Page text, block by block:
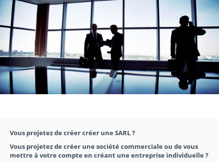
Vous projetez de créer créer une SARL ?
Vous projetez de créer une société commerciale ou de vous
mettre à votre compte en créant une entreprise individuelle ?